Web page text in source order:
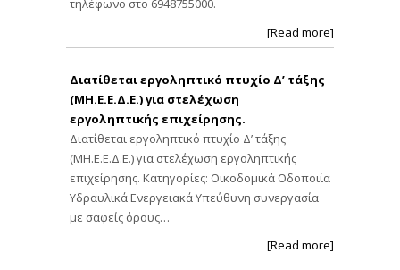
τηλέφωνο στο 6948755000.
[Read more]
Διατίθεται εργοληπτικό πτυχίο Δ’ τάξης
(ΜΗ.Ε.Ε.Δ.Ε.) για στελέχωση
εργοληπτικής επιχείρησης.
Διατίθεται εργοληπτικό πτυχίο Δ’ τάξης
(ΜΗ.Ε.Ε.Δ.Ε.) για στελέχωση εργοληπτικής
επιχείρησης. Κατηγορίες: Οικοδομικά Οδοποιία
Υδραυλικά Ενεργειακά Υπεύθυνη συνεργασία
με σαφείς όρους…
[Read more]